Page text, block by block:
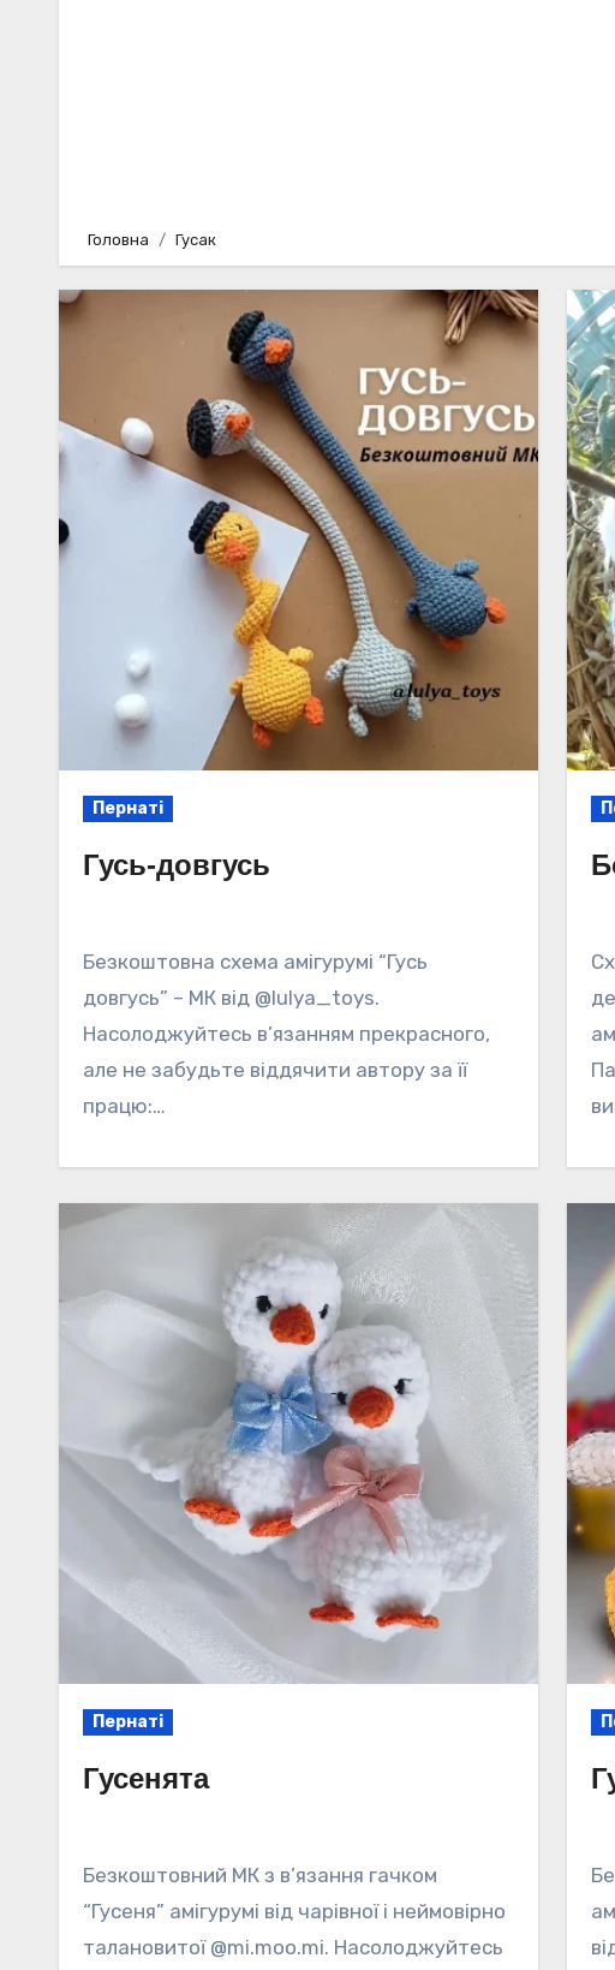
Головна Гусак
Пернаті
Гусь-довгусь
Безкоштовна схема амігурумі “Гусь
довгусь” – МК від @lulya_toys.
Насолоджуйтесь в’язанням прекрасного,
але не забудьте віддячити автору за її
працю:…
Схема в’язання “Бойовий гусак” –
Пернаті
Гусенята
Безкоштовний МК з в’язання гачком
“Гусеня” амігурумі від чарівної і неймовірно
талановитої @mi.moo.mi. Насолоджуйтесь
Безкоштовний МК Гусак Байрактар